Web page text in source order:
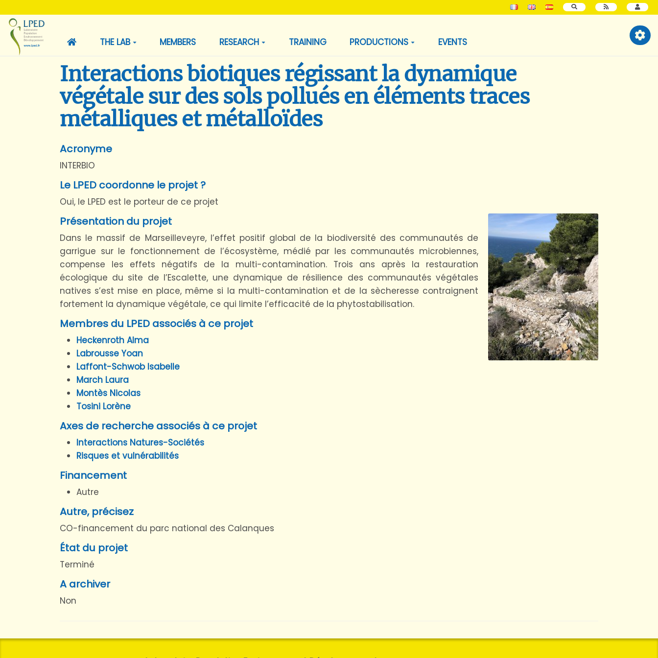
SEARCH
THE LAB MEMBERS RESEARCH TRAINING PRODUCTIONS EVENTS
Interactions biotiques régissant la dynamique
végétale sur des sols pollués en éléments traces
métalliques et métalloïdes
Acronyme
INTERBIO
Le LPED coordonne le projet ?
Oui, le LPED est le porteur de ce projet
Présentation du projet
Dans le massif de Marseilleveyre, l’effet positif global de la biodiversité des communautés de
garrigue sur le fonctionnement de l’écosystème, médié par les communautés microbiennes,
compense les effets négatifs de la multi-contamination. Trois ans après la restauration
écologique du site de l’Escalette, une dynamique de résilience des communautés végétales
natives s’est mise en place, même si la multi-contamination et de la sècheresse contraignent
fortement la dynamique végétale, ce qui limite l’efficacité de la phytostabilisation.
Membres du LPED associés à ce projet
Heckenroth Alma
Labrousse Yoan
Laffont-Schwob Isabelle
March Laura
Montès Nicolas
Tosini Lorène
Axes de recherche associés à ce projet
Interactions Natures-Sociétés
Risques et vulnérabilités
Financement
Autre
Autre, précisez
CO-financement du parc national des Calanques
État du projet
Terminé
A archiver
Non